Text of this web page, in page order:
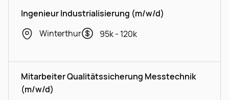
Ingenieur Industrialisierung (m/w/d)
Winterthur
95k - 120k
Mitarbeiter Qualitätssicherung Messtechnik
(m/w/d)